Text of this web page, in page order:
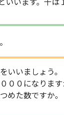
います。千は
いいましょう。
００になります
めた数ですか。